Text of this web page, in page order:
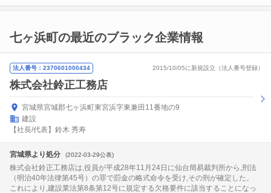
七ヶ浜町の最近のブラック企業情報
法人番号：2370601000434 2015/10/05に新規設立（法人番号登録）
株式会社鈴正工務店
宮城県宮城郡七ヶ浜町東宮浜字東兼田11番地の9
建設
【社長/代表】鈴木 秀寿
宮城県より処分 (2022-03-29公表)
株式会社鈴正工務店は,役員が平成28年11月24日に仙台簡易裁判所から,刑法
（明治40年法律第45号）の罪で罰金の略式命令を受け,その刑が確定した。
これにより,建設業法第8条第12号に規定する欠格要件に該当することになっ